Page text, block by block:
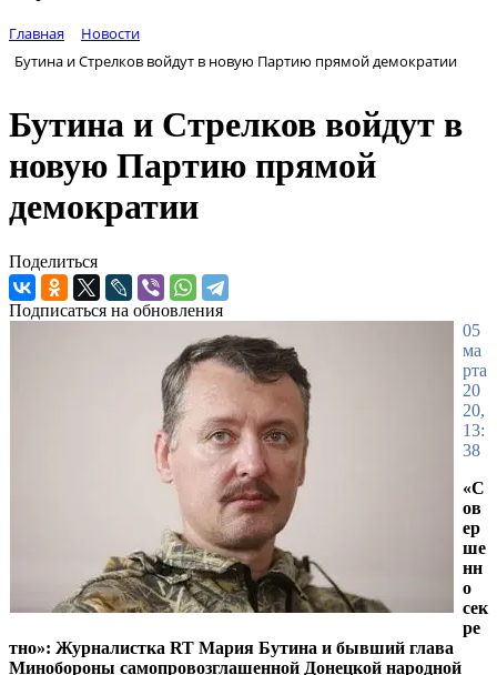
Главная
Новости
Бутина и Стрелков войдут в новую Партию прямой демократии
Бутина и Стрелков войдут в
новую Партию прямой
демократии
Поделиться
Подписаться на обновления
05
ма
рта
20
20,
13:
38
«С
ов
ер
ше
нн
о
сек
ре
тно»: Журналистка RT Мария Бутина и бывший глава
Минобороны самопровозглашенной Донецкой народной